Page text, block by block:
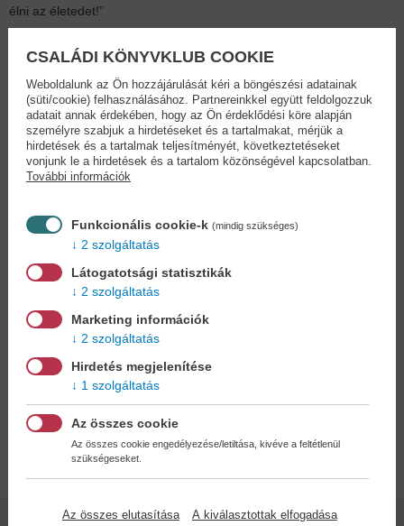
élni az életedet!”
még mélyebbre kalauzolja az Olvasót a belső gyógyulás útján. A
manifesztációhoz vezető 7 lépés részletekbe menő ismertetése
során olyan egyedülálló tudást és hatékony, gyakorlatias
eszközöket kínál, amelyek elősegítik a manifesztációs gyakorlatok
átfogóbb megértését és megismerését. Inspiráló feladatai
elősegítik az önreflexiót, az önismeretet, az együttérzést és a
tisztánlátást, amelyek elengedhetetlenül szükségesek ahhoz, hogy
folyamatot.
„Elég vagy, mindig is elég voltál, és megérdemled, hogy olyan
életet élj, amely miatt örömmel kelsz ki az ágyból minden reggel.
Méltó vagy mindarra a boldogságra, szeretetre, sikerre és bőségre,
amivel az Univerzum szolgál számodra. Bárcsak azt mondhattam
volna a fiatalabb önmagamnak, amit most neked akarok mondani:
AZ ÉLET CSODÁLATOS, ÉS BENNED MEGVAN AZ ERŐ, HOGY
AZZÁ IS TEDD.”
„A manifesztáció királynője” – Financial Times
Adatok
CSALÁDI KÖNYVKLUB COOKIE
Weboldalunk az Ön hozzájárulását kéri a böngészési adatainak
(süti/cookie) felhasználásához. Partnereinkkel együtt feldolgozzuk
adatait annak érdekében, hogy az Ön érdeklődési köre alapján
személyre szabjuk a hirdetéseket és a tartalmakat, mérjük a
hirdetések és a tartalmak teljesítményét, következtetéseket
vonjunk le a hirdetések és a tartalom közönségével kapcsolatban.
További információk
Funkcionális cookie-k (mindig szükséges)
2 szolgáltatás
Látogatotsági statisztikák
2 szolgáltatás
Marketing információk
2 szolgáltatás
Hirdetés megjelenítése
1 szolgáltatás
Az összes cookie
Az összes cookie engedélyezése/letiltása, kivéve a feltétlenül
szükségeseket.
Az összes elutasítása A kiválasztottak elfogadása